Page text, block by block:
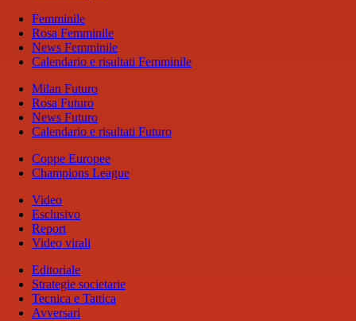
Femminile
Rosa Femminile
News Femminile
Calendario e risultati Femminile
Milan Futuro
Rosa Futuro
News Futuro
Calendario e risultati Futuro
Coppe Europee
Champions League
Video
Esclusivo
Report
Video virali
Editoriale
Strategie societarie
Tecnica e Tattica
Avversari